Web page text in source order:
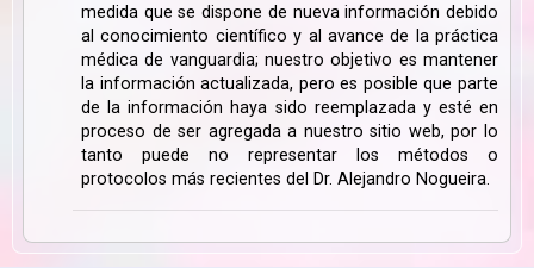
medida que se dispone de nueva información debido
al conocimiento científico y al avance de la práctica
médica de vanguardia; nuestro objetivo es mantener
la información actualizada, pero es posible que parte
de la información haya sido reemplazada y esté en
proceso de ser agregada a nuestro sitio web, por lo
tanto puede no representar los métodos o
protocolos más recientes del Dr. Alejandro Nogueira.